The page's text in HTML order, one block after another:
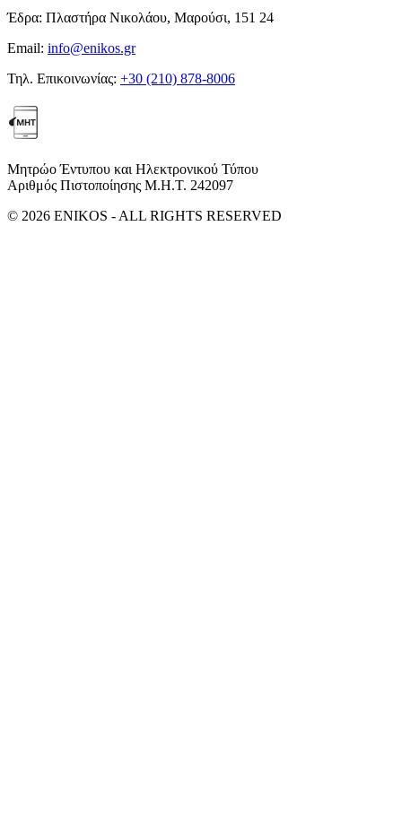
Έδρα: Πλαστήρα Νικολάου, Μαρούσι, 151 24
Email: info@enikos.gr
Τηλ. Επικοινωνίας: +30 (210) 878-8006
Μητρώο Έντυπου και Ηλεκτρονικού Τύπου
Αριθμός Πιστοποίησης Μ.Η.Τ. 242097
© 2026 ENIKOS - ALL RIGHTS RESERVED